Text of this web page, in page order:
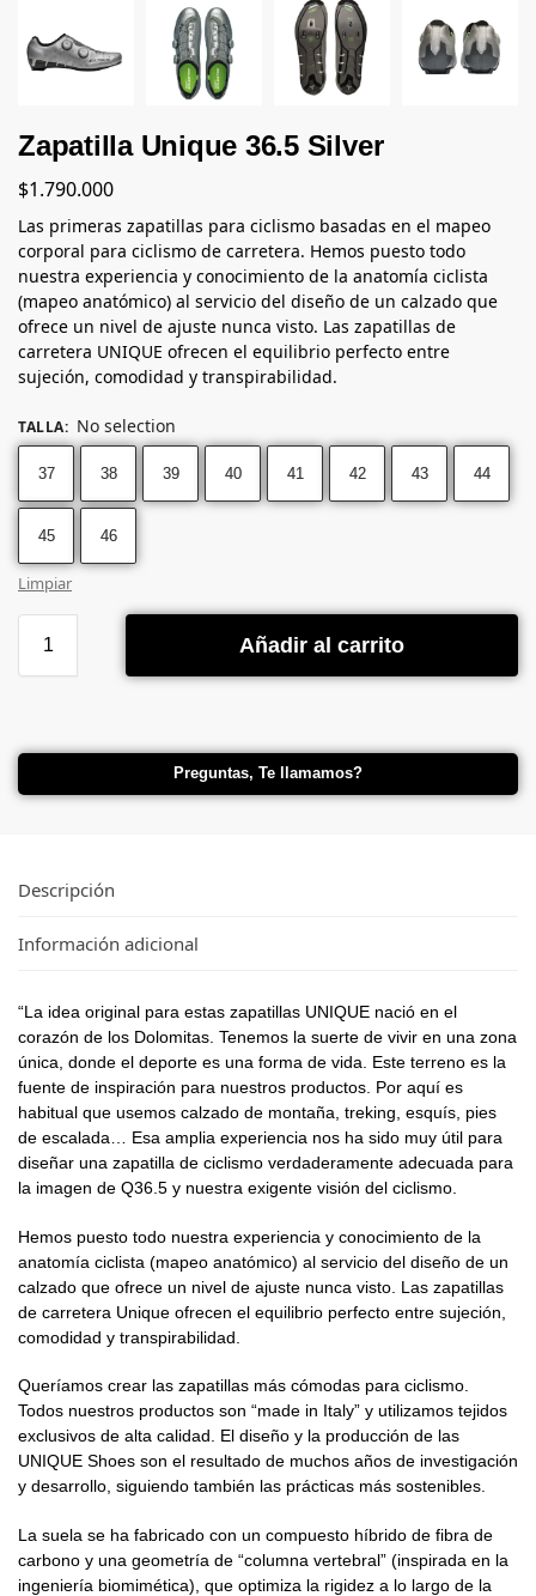
Zapatilla Unique 36.5 Silver
$1.790.000
Las primeras zapatillas para ciclismo basadas en el mapeo
corporal para ciclismo de carretera. Hemos puesto todo
nuestra experiencia y conocimiento de la anatomía ciclista
(mapeo anatómico) al servicio del diseño de un calzado que
ofrece un nivel de ajuste nunca visto. Las zapatillas de
carretera UNIQUE ofrecen el equilibrio perfecto entre
sujeción, comodidad y transpirabilidad.
TALLA: No selection
37 38 39 40 41 42 43 44
45 46
Limpiar
Añadir al carrito
Preguntas, Te llamamos?
Descripción
Información adicional
“La idea original para estas zapatillas UNIQUE nació en el
corazón de los Dolomitas. Tenemos la suerte de vivir en una zona
única, donde el deporte es una forma de vida. Este terreno es la
fuente de inspiración para nuestros productos. Por aquí es
habitual que usemos calzado de montaña, treking, esquís, pies
de escalada… Esa amplia experiencia nos ha sido muy útil para
diseñar una zapatilla de ciclismo verdaderamente adecuada para
la imagen de Q36.5 y nuestra exigente visión del ciclismo.
Hemos puesto todo nuestra experiencia y conocimiento de la
anatomía ciclista (mapeo anatómico) al servicio del diseño de un
calzado que ofrece un nivel de ajuste nunca visto. Las zapatillas
de carretera Unique ofrecen el equilibrio perfecto entre sujeción,
comodidad y transpirabilidad.
Queríamos crear las zapatillas más cómodas para ciclismo.
Todos nuestros productos son “made in Italy” y utilizamos tejidos
exclusivos de alta calidad. El diseño y la producción de las
UNIQUE Shoes son el resultado de muchos años de investigación
y desarrollo, siguiendo también las prácticas más sostenibles.
La suela se ha fabricado con un compuesto híbrido de fibra de
carbono y una geometría de “columna vertebral” (inspirada en la
ingeniería biomimética), que optimiza la rigidez a lo largo de la